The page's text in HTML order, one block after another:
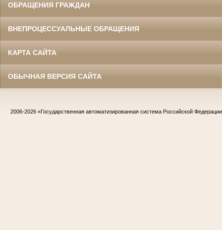
ОБРАЩЕНИЯ ГРАЖДАН
ВНЕПРОЦЕССУАЛЬНЫЕ ОБРАЩЕНИЯ
КАРТА САЙТА
ОБЫЧНАЯ ВЕРСИЯ САЙТА
2006-2026 «Государственная автоматизированная система Российской